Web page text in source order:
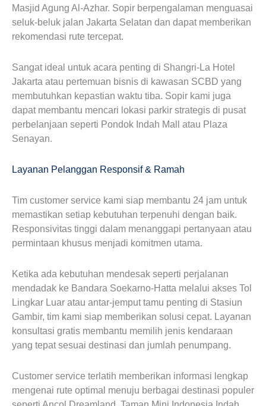
Masjid Agung Al-Azhar. Sopir berpengalaman menguasai
seluk-beluk jalan Jakarta Selatan dan dapat memberikan
rekomendasi rute tercepat.
Sangat ideal untuk acara penting di Shangri-La Hotel
Jakarta atau pertemuan bisnis di kawasan SCBD yang
membutuhkan kepastian waktu tiba. Sopir kami juga
dapat membantu mencari lokasi parkir strategis di pusat
perbelanjaan seperti Pondok Indah Mall atau Plaza
Senayan.
Layanan Pelanggan Responsif & Ramah
Tim customer service kami siap membantu 24 jam untuk
memastikan setiap kebutuhan terpenuhi dengan baik.
Responsivitas tinggi dalam menanggapi pertanyaan atau
permintaan khusus menjadi komitmen utama.
Ketika ada kebutuhan mendesak seperti perjalanan
mendadak ke Bandara Soekarno-Hatta melalui akses Tol
Lingkar Luar atau antar-jemput tamu penting di Stasiun
Gambir, tim kami siap memberikan solusi cepat. Layanan
konsultasi gratis membantu memilih jenis kendaraan
yang tepat sesuai destinasi dan jumlah penumpang.
Customer service terlatih memberikan informasi lengkap
mengenai rute optimal menuju berbagai destinasi populer